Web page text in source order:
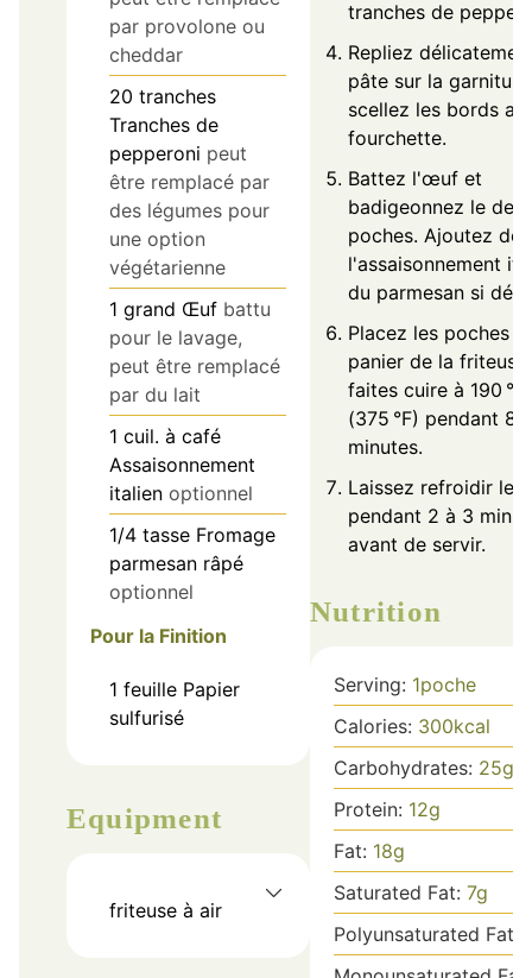
par provolone ou
cheddar
20 tranches
Tranches de
pepperoni peut
être remplacé par
des légumes pour
une option
végétarienne
1 grand Œuf battu
pour le lavage,
peut être remplacé
par du lait
1 cuil. à café
Assaisonnement
italien optionnel
1/4 tasse Fromage
parmesan râpé
optionnel
Pour la Finition
1 feuille Papier
sulfurisé
Equipment
friteuse à air
tranches de
Repliez
pâte sur la
scellez les bords
fourchette.
Battez l'œuf et
badigeonnez le
poches. Ajoutez de
l'assaisonnement
du parmesan si
Placez les poches
panier de la
faites cuire à 190 °C
(375 °F) pendant 8
minutes.
Laissez refroidir les
pendant 2 à 3
avant de servir.
Nutrition
Serving: 1poche
Calories: 300kcal
Carbohydrates: 25g
Protein: 12g
Fat: 18g
Saturated Fat: 7g
Polyunsaturated Fat: